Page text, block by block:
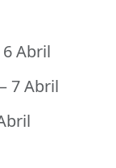
Abril
7 Abril